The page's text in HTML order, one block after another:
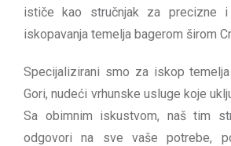
ističe kao stručnjak za precizne i
iskopavanja temelja bagerom širom
Specijalizirani smo za iskop
Gori, nudeći vrhunske usluge koje
Sa obimnim iskustvom, naš tim
odgovori na sve vaše potrebe,